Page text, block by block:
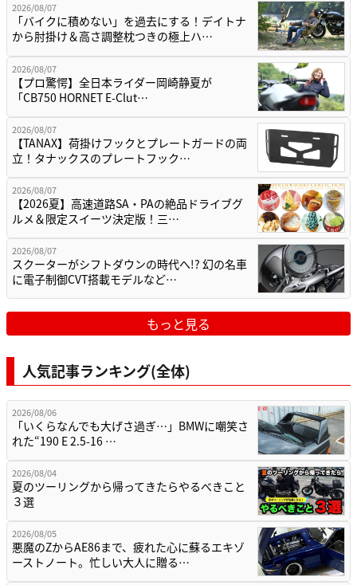
2026/08/07
「バイクに積めない」を過去にする！デイトナ
から肘掛け＆高さ調整枕つきの極上ハ…
2026/08/07
【プロ驚愕】全日本ライダー岡崎静夏が
「CB750 HORNET E-Clut…
2026/08/07
【TANAX】荷掛けフックとプレートガードの両
立！タナックスのプレートフック…
2026/08/07
【2026夏】高速道路SA・PAの絶品ドライブグ
ルメ＆限定スイーツ決定版！三…
2026/08/07
スクーターがシフトダウンの時代へ!? 幻の名車
に電子制御CVT搭載モデルなど…
もっと見る
人気記事ランキング(全体)
2026/08/06
「いくらなんでも大げさ過ぎ…」BMWに嘲笑さ
れた“190 E 2.5-16 …
2026/08/04
夏のツーリングから帰ってきたらやるべきこと
３選
2026/08/05
悪魔のZからAE86まで、疲れた心に蘇るエキゾ
ーストノート。忙しい大人に贈る…